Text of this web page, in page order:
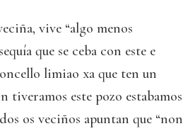
vive “algo menos
que se ceba con este e
limiao xa que ten un
tiveramos este pozo estabamos
os veciños apuntan que “non